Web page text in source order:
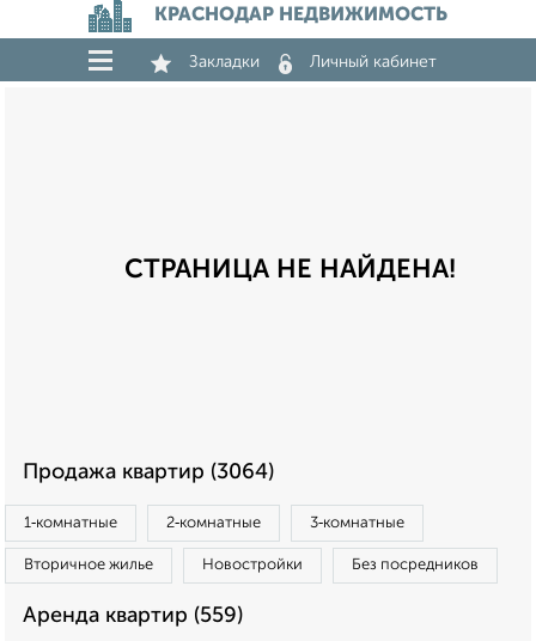
КРАСНОДАР НЕДВИЖИМОСТЬ
Закладки Личный кабинет
СТРАНИЦА НЕ НАЙДЕНА!
Продажа квартир (3064)
1‑комнатные 2‑комнатные 3‑комнатные
Вторичное жилье Новостройки Без посредников
Аренда квартир (559)